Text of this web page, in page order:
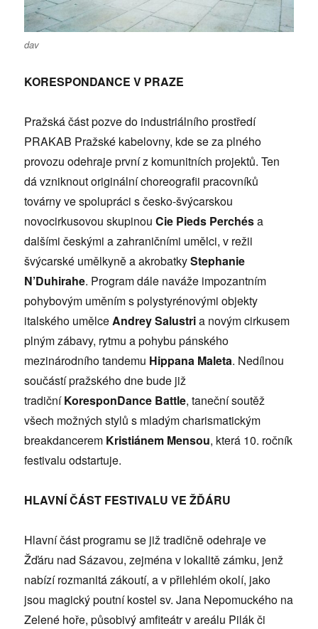
dav
KORESPONDANCE V PRAZE
Pražská část pozve do industriálního prostředí
PRAKAB Pražské kabelovny, kde se za plného
provozu odehraje první z komunitních projektů. Ten
dá vzniknout originální choreografii pracovníků
továrny ve spolupráci s česko-švýcarskou
novocirkusovou skupinouCie Pieds Perchésa
dalšími českými a zahraničními umělci, v režii
švýcarské umělkyně a akrobatkyStephanie
N’Duhirahe. Program dále naváže impozantním
pohybovým uměním s polystyrénovými objekty
italského umělceAndrey Salustria novým cirkusem
plným zábavy, rytmu a pohybu pánského
mezinárodního tandemu Hippana Maleta. Nedílnou
součástí pražského dne bude již
tradičníKoresponDance Battle, taneční soutěž
všech možných stylů s mladým charismatickým
breakdancerem Kristiánem Mensou, která 10. ročník
festivalu odstartuje.
HLAVNÍ ČÁST FESTIVALU VE ŽĎÁRU
Hlavní část programu se již tradičně odehraje ve
Žďáru nad Sázavou, zejména v lokalitě zámku, jenž
nabízí rozmanitá zákoutí, a v přilehlém okolí, jako
jsou magický poutní kostel sv. Jana Nepomuckého na
Zelené hoře, působivý amfiteátr v areálu Pilák či